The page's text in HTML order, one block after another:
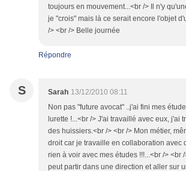
toujours en mouvement...<br /> Il n'y
je "crois" mais là ce serait encore l'objet
/> <br /> Belle journée
Répondre
S Sarah 13/12/2010 08:11
Non pas "future avocat" ..j'ai fini mes
lurette !...<br /> J'ai travaillé avec eux, j'ai
des huissiers.<br /> <br /> Mon métier,
droit car je travaille en collaboration avec
rien à voir avec mes études !!!...<br /> <br
peut partir dans une direction et aller sur